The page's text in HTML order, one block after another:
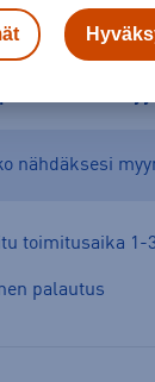
ja
nähdäksesi
toimitusaika 1-
palautus